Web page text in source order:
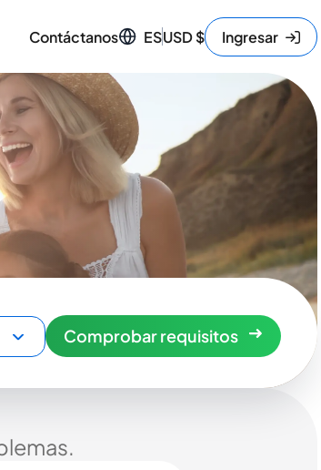
Contáctanos ESUSD$ Ingresar
Comprobar requisitos